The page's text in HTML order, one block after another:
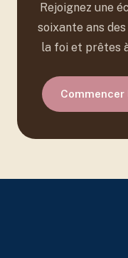
Rejoignez une
soixante ans
la foi et prêtes